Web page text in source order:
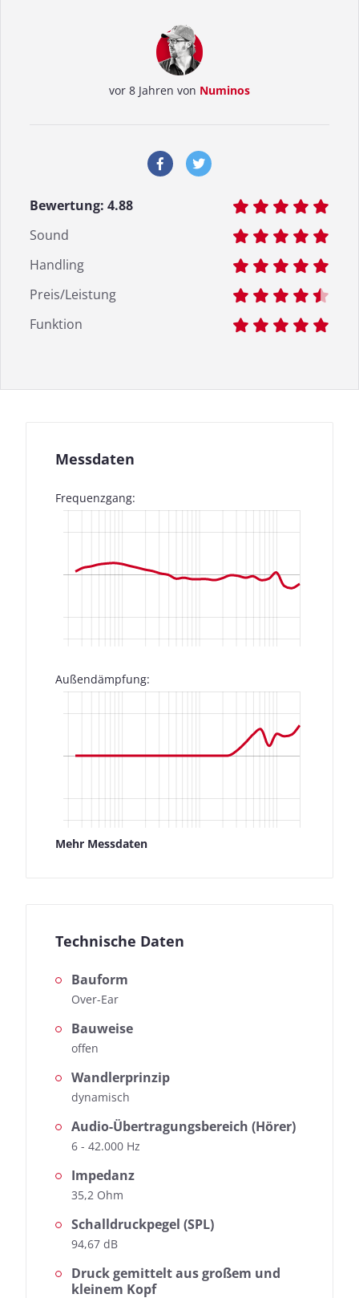
vor 8 Jahren von Numinos
Bewertung: 4.88
Sound
Handling
Preis/Leistung
Funktion
Messdaten
Frequenzgang:
Außendämpfung:
Mehr Messdaten
Technische Daten
Bauform
Over-Ear
Bauweise
offen
Wandlerprinzip
dynamisch
Audio-Übertragungsbereich (Hörer)
6 - 42.000 Hz
Impedanz
35,2 Ohm
Schalldruckpegel (SPL)
94,67 dB
Druck gemittelt aus großem und
kleinem Kopf